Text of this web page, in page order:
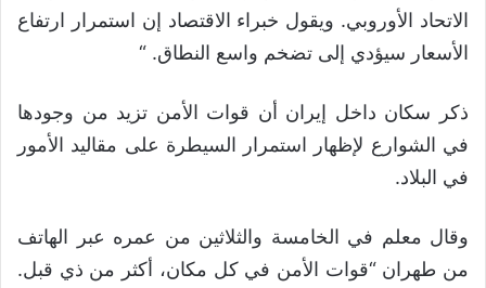
الاتحاد الأوروبي. ويقول خبراء الاقتصاد إن استمرار ارتفاع
الأسعار سيؤدي إلى تضخم واسع النطاق. “
ذكر سكان داخل إيران أن قوات الأمن تزيد من وجودها
في الشوارع لإظهار استمرار السيطرة على مقاليد الأمور
في البلاد.
وقال معلم في الخامسة والثلاثين من عمره عبر الهاتف
من طهران “قوات الأمن في كل مكان، أكثر من ذي قبل.